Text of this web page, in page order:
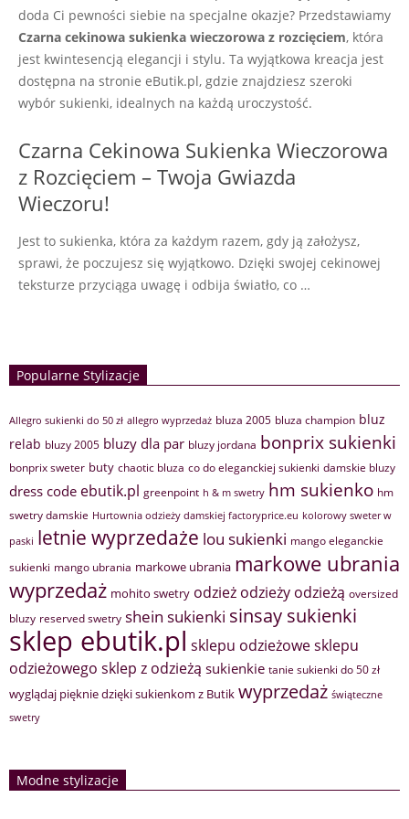
doda Ci pewności siebie na specjalne okazje? Przedstawiamy
Czarna cekinowa sukienka wieczorowa z rozcięciem, która
jest kwintesencją elegancji i stylu. Ta wyjątkowa kreacja jest
dostępna na stronie eButik.pl, gdzie znajdziesz szeroki
wybór sukienki, idealnych na każdą uroczystość.
Czarna Cekinowa Sukienka Wieczorowa
z Rozcięciem – Twoja Gwiazda
Wieczoru!
Jest to sukienka, która za każdym razem, gdy ją założysz,
sprawi, że poczujesz się wyjątkowo. Dzięki swojej cekinowej
teksturze przyciąga uwagę i odbija światło, co …
Popularne Stylizacje
Allegro sukienki do 50 zł allegro wyprzedaż bluza 2005 bluza champion bluz
relab bluzy 2005 bluzy dla par bluzy jordana bonprix sukienki
bonprix sweter buty chaotic bluza co do eleganckiej sukienki damskie bluzy
dress code ebutik.pl greenpoint h & m swetry hm sukienko hm
swetry damskie Hurtownia odzieży damskiej factoryprice.eu kolorowy sweter w
paski letnie wyprzedaże lou sukienki mango eleganckie
sukienki mango ubrania markowe ubrania markowe ubrania
wyprzedaż mohito swetry odzież odzieży odzieżą oversized
bluzy reserved swetry shein sukienki sinsay sukienki
sklep ebutik.pl sklepu odzieżowesklepu
odzieżowego sklep z odzieżą sukienkie tanie sukienki do 50 zł
wyglądaj pięknie dzięki sukienkom z Butik wyprzedaż świąteczne
swetry
Modne stylizacje